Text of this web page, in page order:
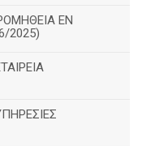
ΕΝ
2025)